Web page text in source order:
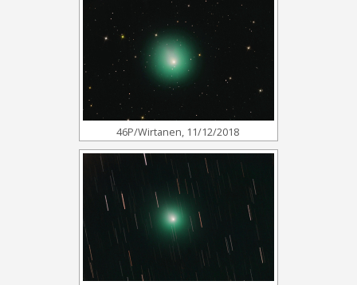
46P/Wirtanen, 11/12/2018